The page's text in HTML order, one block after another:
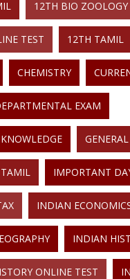
12TH BIO ZOOLOGY
TEST 12TH TAMIL
CHEMISTRY
EXAM
IMPORTANT
INDIAN
INDIAN
ONLINE TEST